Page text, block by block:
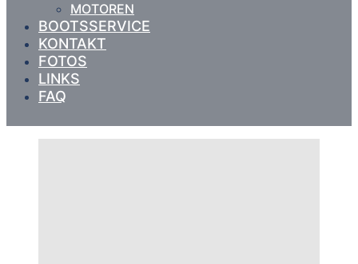
MOTOREN
BOOTSSERVICE
KONTAKT
FOTOS
LINKS
FAQ